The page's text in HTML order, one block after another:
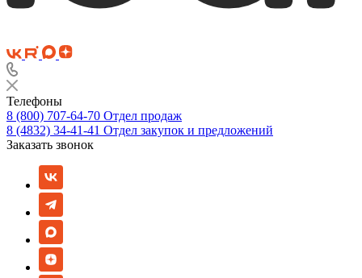
Телефоны
8 (800) 707-64-70 Отдел продаж
8 (4832) 34-41-41 Отдел закупок и предложений
Заказать звонок